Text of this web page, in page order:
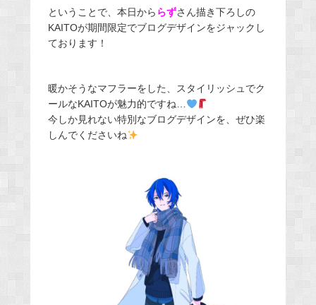
ということで、本日から らずさん描き下ろしの
KAITOが期間限定でブログデザインをジャックし
ております！
暖かそうなマフラーをした、スタイリッシュでク
ールなKAITOが魅力的ですね…
今しか見れない特別なブログデザインを、ぜひ楽
しんでくださいね